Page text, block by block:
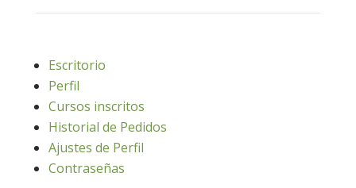
Escritorio
Perfil
Cursos inscritos
Historial de Pedidos
Ajustes de Perfil
Contraseñas